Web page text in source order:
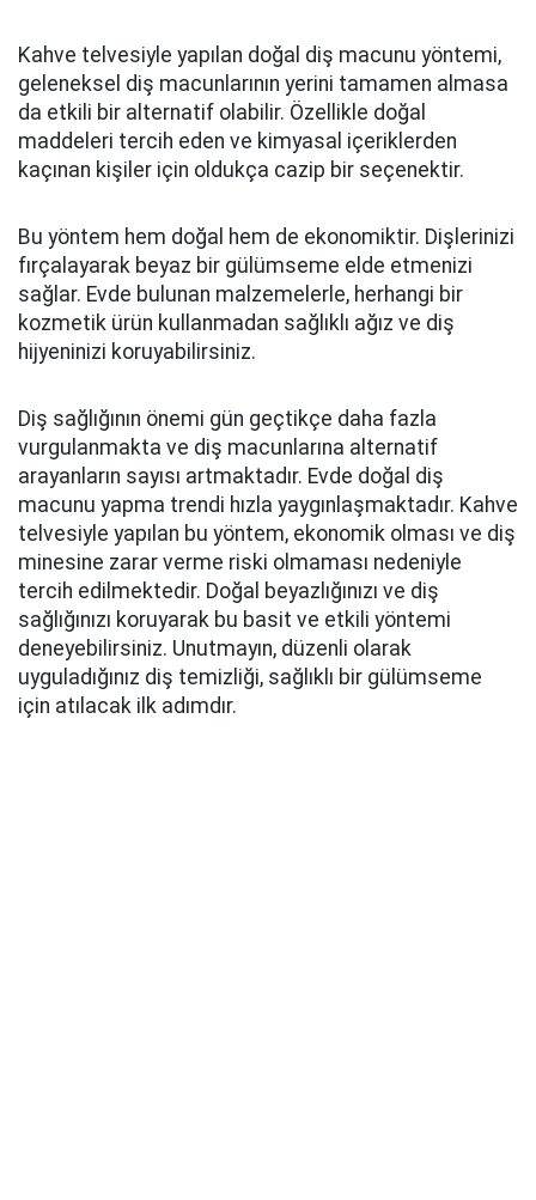
Kahve telvesiyle yapılan doğal diş macunu yöntemi,
geleneksel diş macunlarının yerini tamamen almasa
da etkili bir alternatif olabilir. Özellikle doğal
maddeleri tercih eden ve kimyasal içeriklerden
kaçınan kişiler için oldukça cazip bir seçenektir.
Bu yöntem hem doğal hem de ekonomiktir. Dişlerinizi
fırçalayarak beyaz bir gülümseme elde etmenizi
sağlar. Evde bulunan malzemelerle, herhangi bir
kozmetik ürün kullanmadan sağlıklı ağız ve diş
hijyeninizi koruyabilirsiniz.
Diş sağlığının önemi gün geçtikçe daha fazla
vurgulanmakta ve diş macunlarına alternatif
arayanların sayısı artmaktadır. Evde doğal diş
macunu yapma trendi hızla yaygınlaşmaktadır. Kahve
telvesiyle yapılan bu yöntem, ekonomik olması ve diş
minesine zarar verme riski olmaması nedeniyle
tercih edilmektedir. Doğal beyazlığınızı ve diş
sağlığınızı koruyarak bu basit ve etkili yöntemi
deneyebilirsiniz. Unutmayın, düzenli olarak
uyguladığınız diş temizliği, sağlıklı bir gülümseme
için atılacak ilk adımdır.